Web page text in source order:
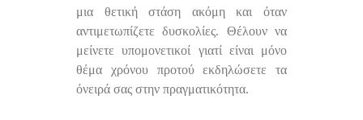
μια θετική στάση ακόμη και όταν
αντιμετωπίζετε δυσκολίες. Θέλουν να
μείνετε υπομονετικοί γιατί είναι μόνο
θέμα χρόνου προτού εκδηλώσετε τα
όνειρά σας στην πραγματικότητα.